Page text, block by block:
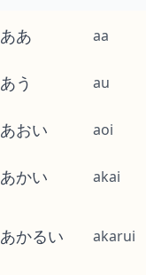
ああ aa
あう au
あおい aoi
あかい akai
あかるい akarui